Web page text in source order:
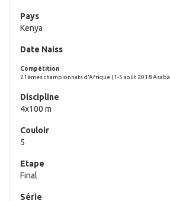
Kenya
21èmes championnats d'Afrique (1-5 août 2018 Asaba
4x100 m
5
Final